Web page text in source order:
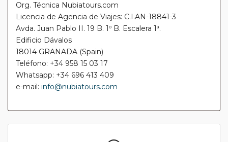
Org. Técnica Nubiatours.com
Licencia de Agencia de Viajes: C.I.AN-18841-3
Avda. Juan Pablo II. 19 B. 1º B. Escalera 1ª.
Edificio Dávalos
18014 GRANADA (Spain)
Teléfono: +34 958 15 03 17
Whatsapp: +34 696 413 409
e-mail: info@nubiatours.com